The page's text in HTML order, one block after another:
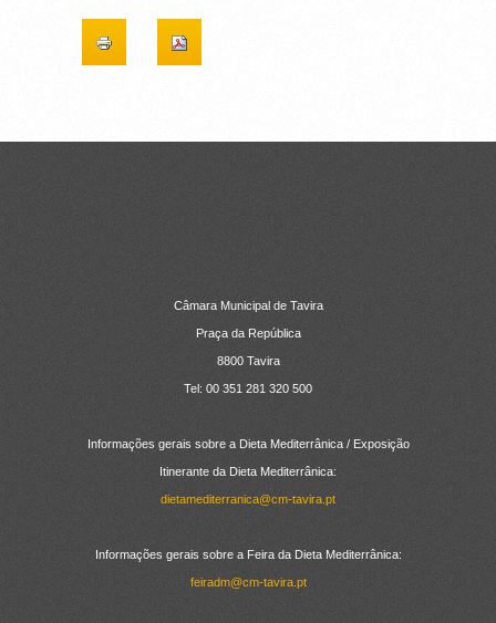
Câmara Municipal de Tavira
Praça da República
8800 Tavira
Tel: 00 351 281 320 500
Informações gerais sobre a Dieta Mediterrânica / Exposição
Itinerante da Dieta Mediterrânica:
dietamediterranica@cm-tavira.pt
Informações gerais sobre a Feira da Dieta Mediterrânica:
feiradm@cm-tavira.pt